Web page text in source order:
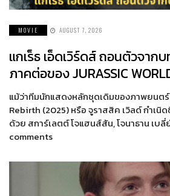
MOVIE AUGUST 7, 2026
แกเร็ธ เอ็ดเวิร์ดส์ ถอนตัวจา
ภาคต่อของ JURASSIC
แม้ว่าทีมนักแสดงหลักชุดเดิมของภาพยนต
Rebirth (2025) หรือ จูราสสิค เวิลด์ กำเนิ
ด้วย สการ์เลตต์ โจแฮนส์สัน, โจนาธาน เบ
comments